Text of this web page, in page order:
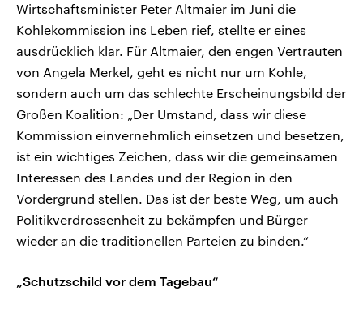
Wirtschaftsminister Peter Altmaier im Juni die
Kohlekommission ins Leben rief, stellte er eines
ausdrücklich klar. Für Altmaier, den engen Vertrauten
von Angela Merkel, geht es nicht nur um Kohle,
sondern auch um das schlechte Erscheinungsbild der
Großen Koalition: „Der Umstand, dass wir diese
Kommission einvernehmlich einsetzen und besetzen,
ist ein wichtiges Zeichen, dass wir die gemeinsamen
Interessen des Landes und der Region in den
Vordergrund stellen. Das ist der beste Weg, um auch
Politikverdrossenheit zu bekämpfen und Bürger
wieder an die traditionellen Parteien zu binden.“
„Schutzschild vor dem Tagebau“